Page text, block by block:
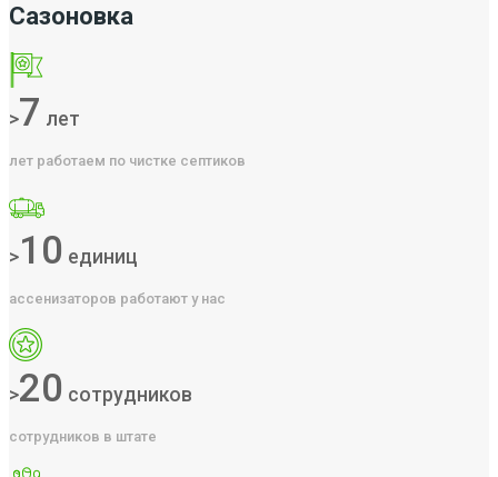
Сазоновка
>7 лет
лет работаем по чистке септиков
>10 единиц
ассенизаторов работают у нас
>20 сотрудников
сотрудников в штате